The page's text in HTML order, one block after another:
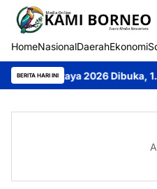
HomeNasionalDaerahEkonomi
BERITA HARI INI
Dibuka, 1.950 Peserta